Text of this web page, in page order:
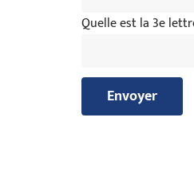
Quelle est la 3e